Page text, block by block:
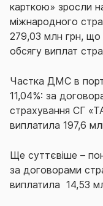
карткою» зросли
міжнародного
279,03 млн грн, що
обсягу виплат
Частка ДМС в
11,04%: за
страхування СГ
виплатила 197,6
Ще суттєвіше –
за договорами
виплатила 14,53